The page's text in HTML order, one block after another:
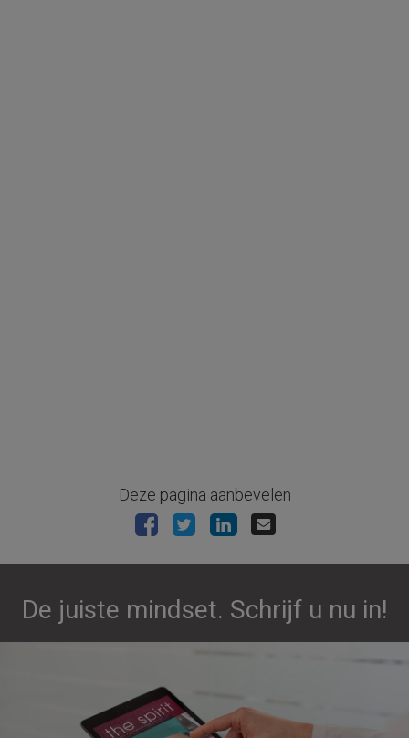
Deze pagina aanbevelen
De juiste mindset. Schrijf u nu in!